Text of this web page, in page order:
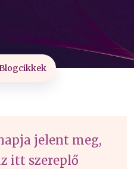
jelent meg,
itt szereplő